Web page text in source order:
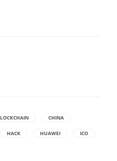
CHINA
HACK HUAWEI ICO